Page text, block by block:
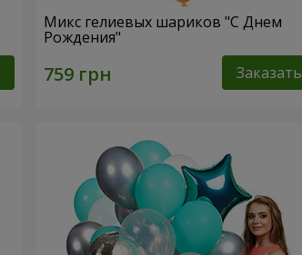
Микс гелиевых шариков "C Днем
Рождения"
Заказать